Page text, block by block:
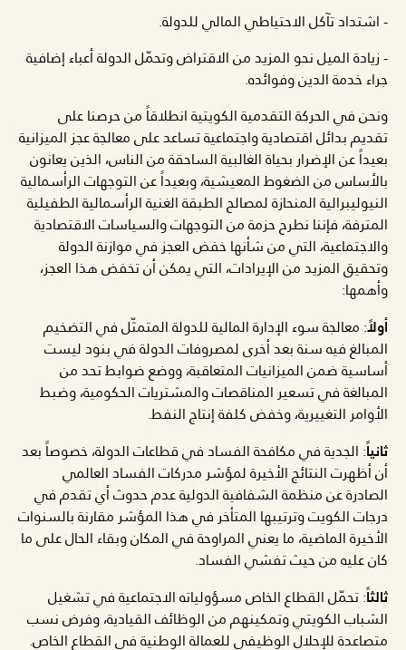
- اشتداد تآكل الاحتياطي المالي للدولة.
- زيادة الميل نحو المزيد من الاقتراض وتحمّل الدولة أعباء إضافية
جراء خدمة الدين وفوائده.
ونحن في الحركة التقدمية الكويتية انطلاقاً من حرصنا على
تقديم بدائل اقتصادية واجتماعية تساعد على معالجة عجز الميزانية
بعيداً عن الإضرار بحياة الغالبية الساحقة من الناس، الذين يعانون
بالأساس من الضغوط المعيشية، وبعيداً عن التوجهات الرأسمالية
النيوليبرالية المنحازة لمصالح الطبقة الغنية الرأسمالية الطفيلية
المترفة، فإننا نطرح حزمة من التوجهات والسياسات الاقتصادية
والاجتماعية، التي من شأنها خفض العجز في موازنة الدولة
وتحقيق المزيد من الإيرادات، التي يمكن أن تخفض هذا العجز،
وأهمها:
أولاً: معالجة سوء الإدارة المالية للدولة المتمثّل في التضخيم
المبالغ فيه سنة بعد أخرى لمصروفات الدولة في بنود ليست
أساسية ضمن الميزانيات المتعاقبة، ووضع ضوابط تحد من
المبالغة في تسعير المناقصات والمشتريات الحكومية، وضبط
الأوامر التغييرية، وخفض كلفة إنتاج النفط.
ثانياً: الجدية في مكافحة الفساد في قطاعات الدولة، خصوصاً بعد
أن أظهرت النتائج الأخيرة لمؤشر مدركات الفساد العالمي
الصادرة عن منظمة الشفافية الدولية عدم حدوث أي تقدم في
درجات الكويت وترتيبها المتأخر في هذا المؤشر مقارنة بالسنوات
الأخيرة الماضية، ما يعني المراوحة في المكان وبقاء الحال على ما
كان عليه من حيث تفشي الفساد.
ثالثاً: تحمّل القطاع الخاص مسؤولياته الاجتماعية في تشغيل
الشباب الكويتي وتمكينهم من الوظائف القيادية، وفرض نسب
متصاعدة للإحلال الوظيفي للعمالة الوطنية في القطاع الخاص.